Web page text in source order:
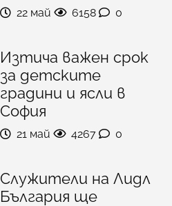
22 май 6158 0
Изтича важен срок
за детските
градини и ясли в
София
21 май 4267 0
Служители на Лидл
България ще